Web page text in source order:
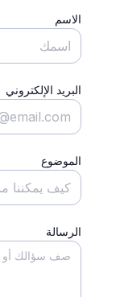
الاسم
البريد الإلكتروني
الموضوع
الرسالة